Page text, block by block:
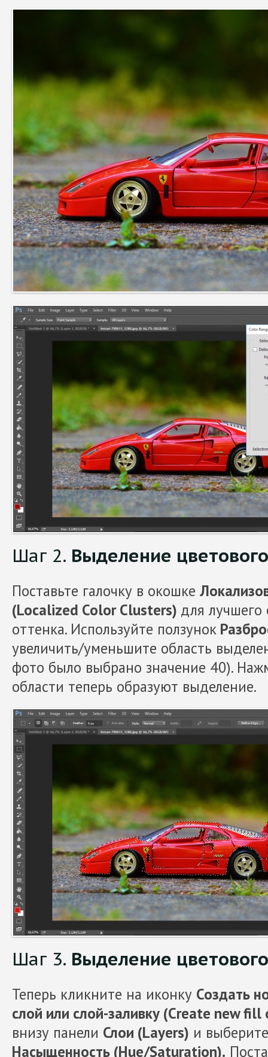
Шаг 2. Выделение
Поставьте галочку в окошке
(Localized Color Clusters) для лучшего
оттенка. Используйте ползунок
увеличить/уменьшите область
фото было выбрано значение 40).
области теперь образуют выделение.
Шаг 3. Выделение
Теперь кликните на иконку Создать
слой или слой-заливку (Create new
внизу панели Слои (Layers) и
Насыщенность (Hue/Saturation).